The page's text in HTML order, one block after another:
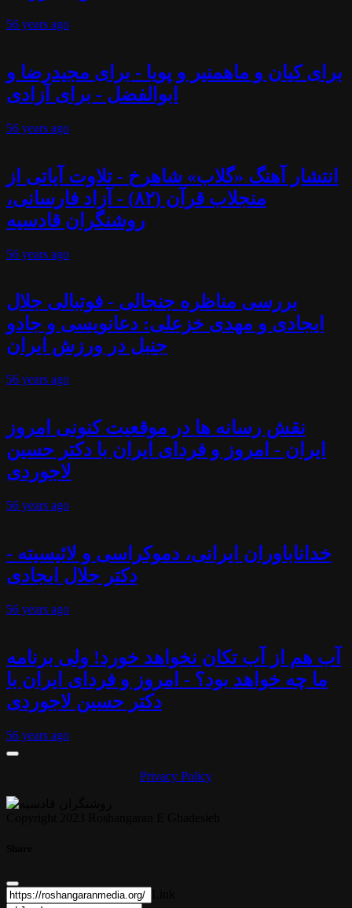
56 years ago
برای کیان و ماهمنیر و پویا - برای مجیدرضا و
ابوالفضل - برای آزادی
56 years ago
انتشار آهنگ «گلاب» شاهرخ - تلاوت آیاتی از
منجلاب قرآن (۸۲) - آزاد فارسانی،
روشنگران قادسیه
56 years ago
بررسی مناظره جنجالی - فوتبالی جلال
ایجادی و مهدی خزعلی: دعانویسی و جادو
جنبل در ورزش ایران
56 years ago
نقش رسانه ها در موقعیت کنونی امروز
ایران - امروز و فردای ایران با دکتر حسین
لاجوردی
56 years ago
خداناباوران ایرانی، دموکراسی و لائیسیته -
دکتر جلال ایجادی
56 years ago
آب هم از آب تکان نخواهد خورد! ولی برنامه
ما چه خواهد بود؟ - امروز و فردای ایران با
دکتر حسین لاجوردی
56 years ago
Privacy Policy